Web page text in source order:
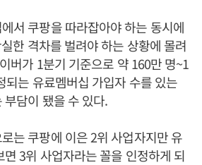
서 쿠팡을 따라잡아야 하는 동시에
한 격차를 벌려야 하는 상황에 몰려
버가 1분기 기준으로 약 160만 명~1
되는 유료멤버십 가입자 수를 있는
담이 됐을 수 있다.
는 쿠팡에 이은 2위 사업자지만 유
3위 사업자라는 꼴을 인정하게 되